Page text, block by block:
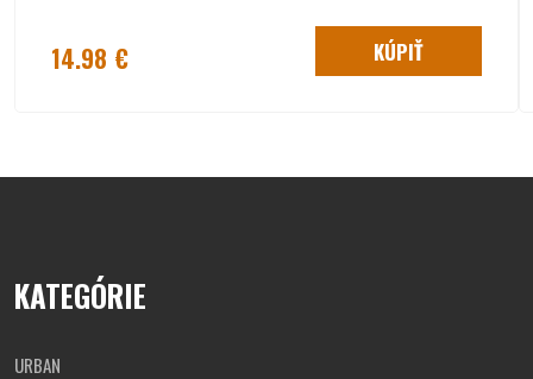
14.98 € KÚPIŤ
KATEGÓRIE
URBAN